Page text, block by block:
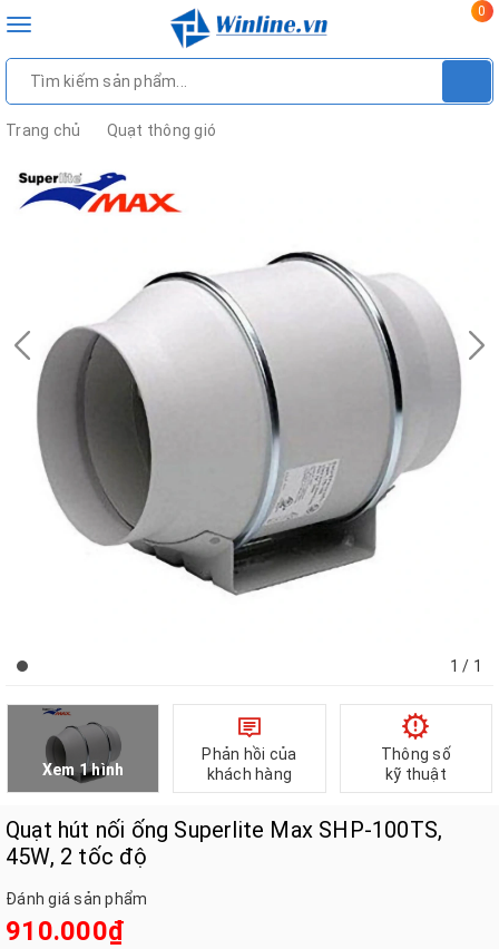
Toggle
0
Trang chủ Quạt thông gió
1 / 1
Xem 1 hình
Phản hồi của
khách hàng
Thông số
kỹ thuật
Quạt hút nối ống Superlite Max SHP-100TS,
45W, 2 tốc độ
Đánh giá sản phẩm
910.000₫